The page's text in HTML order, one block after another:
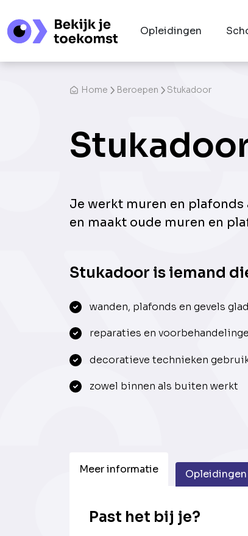
Opleidingen
Home Beroepen Stukadoor
Je werkt muren en
en maakt oude muren en
Stukadoor is iemand
wanden, plafonds en gevels
reparaties en
decoratieve technieken
zowel binnen als buiten werkt
Meer informatie Opleidingen
Past het bij je?